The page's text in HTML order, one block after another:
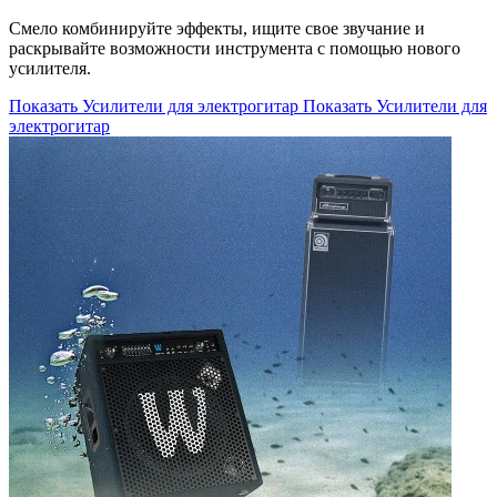
Смело комбинируйте эффекты, ищите свое звучание и
раскрывайте возможности инструмента с помощью нового
усилителя.
Показать Усилители для электрогитар Показать Усилители для
электрогитар